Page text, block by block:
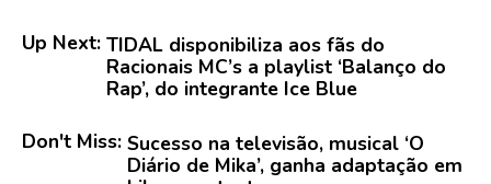
Up Next: TIDAL disponibiliza aos fãs do
Racionais MC’s a playlist ‘Balanço do
Rap’, do integrante Ice Blue
Don't Miss: Sucesso na televisão, musical ‘O
Diário de Mika’, ganha adaptação em